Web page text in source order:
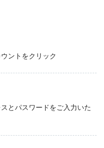
ントをクリック
とパスワードをご入力いた